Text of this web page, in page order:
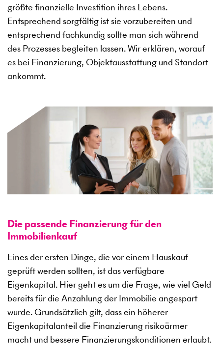
größte finanzielle Investition ihres Lebens.
Entsprechend sorgfältig ist sie vorzubereiten und
entsprechend fachkundig sollte man sich während
des Prozesses begleiten lassen. Wir erklären, worauf
es bei Finanzierung, Objektausstattung und Standort
ankommt.
Die passende Finanzierung für den
Immobilienkauf
Eines der ersten Dinge, die vor einem Hauskauf
geprüft werden sollten, ist das verfügbare
Eigenkapital. Hier geht es um die Frage, wie viel Geld
bereits für die Anzahlung der Immobilie angespart
wurde. Grundsätzlich gilt, dass ein höherer
Eigenkapitalanteil die Finanzierung risikoärmer
macht und bessere Finanzierungskonditionen erlaubt.